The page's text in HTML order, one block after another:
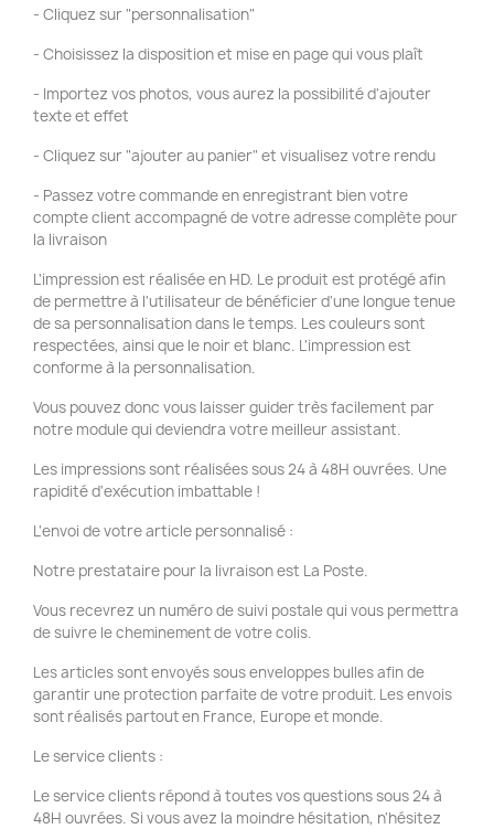
- Cliquez sur "personnalisation"
- Choisissez la disposition et mise en page qui vous plaît
- Importez vos photos, vous aurez la possibilité d'ajouter
texte et effet
- Cliquez sur "ajouter au panier" et visualisez votre rendu
- Passez votre commande en enregistrant bien votre
compte client accompagné de votre adresse complète pour
la livraison
L'impression est réalisée en HD. Le produit est protégé afin
de permettre à l'utilisateur de bénéficier d'une longue tenue
de sa personnalisation dans le temps. Les couleurs sont
respectées, ainsi que le noir et blanc. L'impression est
conforme à la personnalisation.
Vous pouvez donc vous laisser guider très facilement par
notre module qui deviendra votre meilleur assistant.
Les impressions sont réalisées sous 24 à 48H ouvrées. Une
rapidité d'exécution imbattable !
L'envoi de votre article personnalisé :
Notre prestataire pour la livraison est La Poste.
Vous recevrez un numéro de suivi postale qui vous permettra
de suivre le cheminement de votre colis.
Les articles sont envoyés sous enveloppes bulles afin de
garantir une protection parfaite de votre produit. Les envois
sont réalisés partout en France, Europe et monde.
Le service clients :
Le service clients répond à toutes vos questions sous 24 à
48H ouvrées. Si vous avez la moindre hésitation, n'hésitez